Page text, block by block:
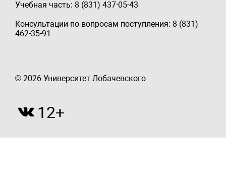
Учебная часть: 8 (831) 437-05-43
Консультации по вопросам поступления: 8 (831)
462-35-91
© 2026 Университет Лобачевского
12+